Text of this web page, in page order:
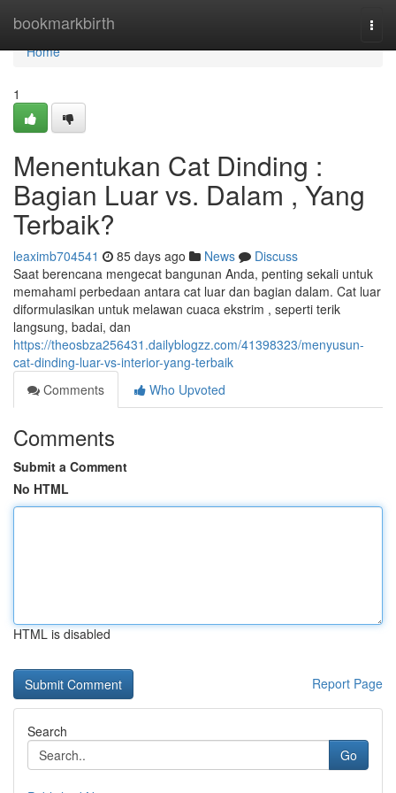
bookmarkbirth
Home
Home
1
Menentukan Cat Dinding :
Bagian Luar vs. Dalam , Yang
Terbaik?
leaximb704541 85 days ago News
Discuss
Saat berencana mengecat bangunan Anda, penting sekali untuk
memahami perbedaan antara cat luar dan bagian dalam. Cat luar
diformulasikan untuk melawan cuaca ekstrim , seperti terik
langsung, badai, dan
https://theosbza256431.dailyblogzz.com/41398323/menyusun-
cat-dinding-luar-vs-interior-yang-terbaik
Comments
Who Upvoted
Comments
Submit a Comment
No HTML
HTML is disabled
Report Page
Search
Go